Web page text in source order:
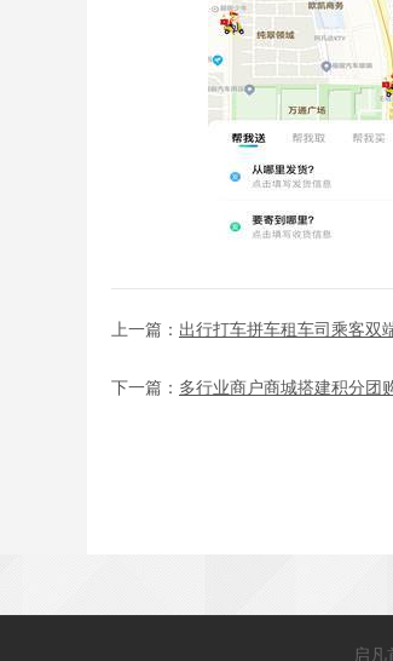
上一篇： 出行打车拼车租车司乘客双
下一篇： 多行业商户商城搭建积分团
启凡